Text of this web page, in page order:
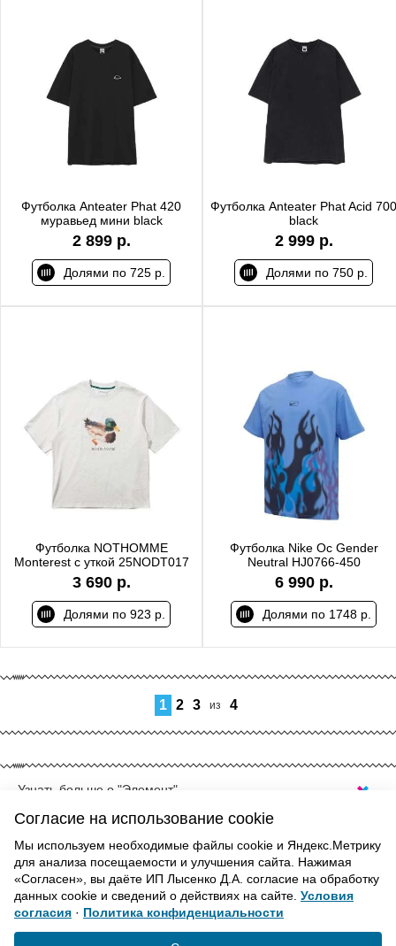
Футболка Anteater Phat 420
муравьед мини black
2 899 р.
Долями по 725 р.
Футболка Anteater Phat Acid 700
black
2 999 р.
Долями по 750 р.
Футболка NOTHOMME
Monterest с уткой 25NODT017
3 690 р.
Долями по 923 р.
Футболка Nike Oc Gender
Neutral HJ0766-450
6 990 р.
Долями по 1748 р.
1 2 3 из 4
Узнать больше о "Элемент"
ЕКАТЕРИНБУРГЕ
Современные тенденции стилей меняются с удивительной
скоростью. Соответствовать времени и быть в тренде
помогают оригинальные футболки Champion. Они ценятся
неизменно высоким качеством материалов, разнообразием
расцветок и фасонов, которые стабильно пополняются и
Согласие на использование cookie
Мы используем необходимые файлы cookie и Яндекс.Метрику
для анализа посещаемости и улучшения сайта. Нажимая
«Согласен», вы даёте ИП Лысенко Д.А. согласие на обработку
данных cookie и сведений о действиях на сайте. Условия
согласия · Политика конфиденциальности